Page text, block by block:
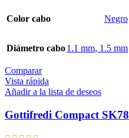
opciones
pueden
página
producto
Color cabo Negro
Diámetro cabo1.1 mm, 1.5 mm
Comparar
Vista rápida
Añadir a la lista de deseos
Gottifredi Compact SK78